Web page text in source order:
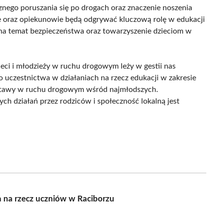
poruszania się po drogach oraz znaczenie noszenia
opiekunowie będą odgrywać kluczową rolę w edukacji
temat bezpieczeństwa oraz towarzyszenie dzieciom w
i młodzieży w ruchu drogowym leży w gestii nas
w działaniach na rzecz edukacji w zakresie
w ruchu drogowym wśród najmłodszych.
działań przez rodziców i społeczność lokalną jest
na rzecz uczniów w Raciborzu